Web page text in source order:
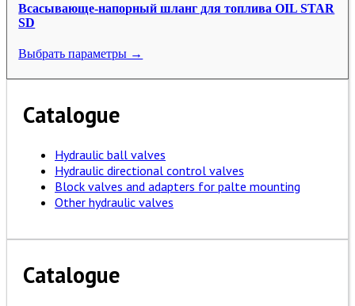
Всасывающе-напорный шланг для топлива OIL STAR
SD
Выбрать параметры →
Catalogue
Hydraulic ball valves
Hydraulic directional control valves
Block valves and adapters for palte mounting
Other hydraulic valves
Catalogue